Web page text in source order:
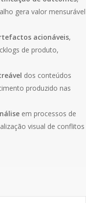
gera valor mensurável
acionáveis,
de produto,
dos conteúdos
produzido nas
em processos de
visual de conflitos